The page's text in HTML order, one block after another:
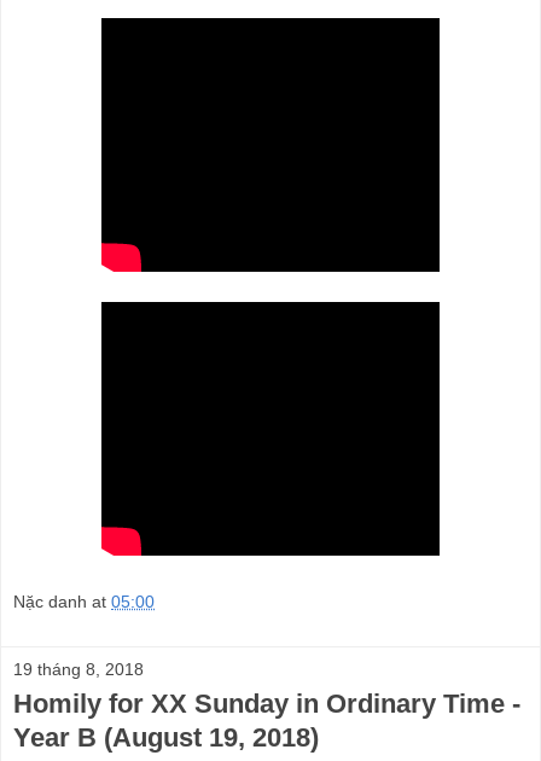
Nặc danh at 05:00
19 tháng 8, 2018
Homily for XX Sunday in Ordinary Time -
Year B (August 19, 2018)